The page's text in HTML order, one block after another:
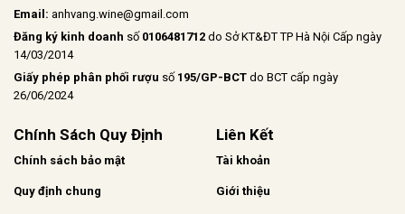
Email: anhvang.wine@gmail.com
Đăng ký kinh doanh số 0106481712 do Sở KT&ĐT TP Hà Nội Cấp ngày
14/03/2014
Giấy phép phân phối rượu số 195/GP-BCT do BCT cấp ngày
26/06/2024
Chính Sách Quy Định
Chính sách bảo mật
Quy định chung
Liên Kết
Tài khoản
Giới thiệu